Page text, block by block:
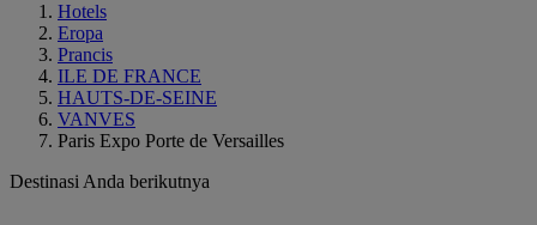
Hotels
Eropa
Prancis
ILE DE FRANCE
HAUTS-DE-SEINE
VANVES
Paris Expo Porte de Versailles
Destinasi Anda berikutnya